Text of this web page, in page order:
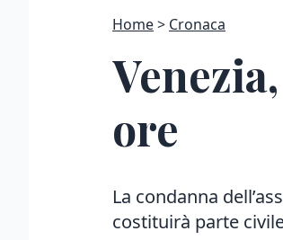
Home Cronaca
ore
La condanna
costituirà parte